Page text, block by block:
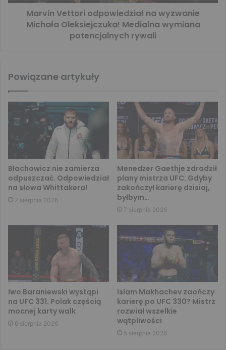
Marvin Vettori odpowiedział na wyzwanie
Michała Oleksiejczuka! Medialna wymiana
potencjalnych rywali
Powiązane artykuły
Błachowicz nie zamierza
odpuszczać. Odpowiedział
na słowa Whittakera!
7 sierpnia 2026
Menedżer Gaethje zdradził
plany mistrza UFC: Gdyby
zakończył karierę dzisiaj,
byłbym…
7 sierpnia 2026
Iwo Baraniewski wystąpi
na UFC 331. Polak częścią
mocnej karty walk
6 sierpnia 2026
Islam Makhachev zaończy
karierę po UFC 330? Mistrz
rozwiał wszelkie
wątpliwości
5 sierpnia 2026